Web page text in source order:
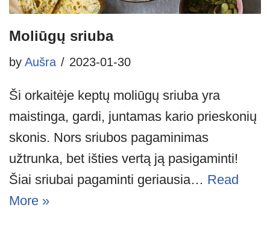
Moliūgų sriuba
by Aušra 2023-01-30
Ši orkaitėje keptų moliūgų sriuba yra
maistinga, gardi, juntamas kario prieskonių
skonis. Nors sriubos pagaminimas
užtrunka, bet išties vertą ją pasigaminti!
Šiai sriubai pagaminti geriausia… Read
More »